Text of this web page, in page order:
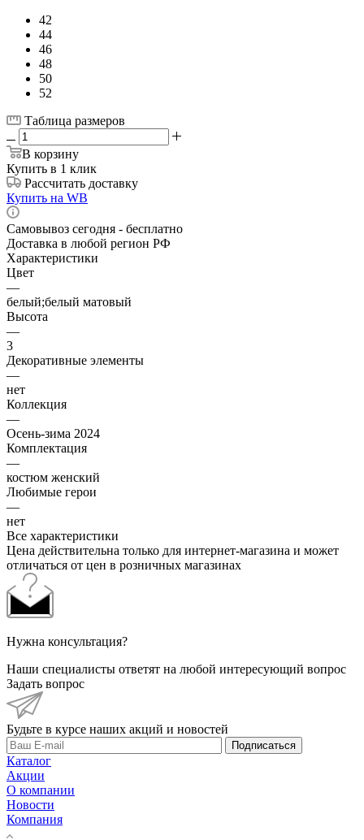
42
44
46
48
50
52
Таблица размеров
В корзину
Купить в 1 клик
Рассчитать доставку
Купить на WB
Самовывоз сегодня - бесплатно
Доставка в любой регион РФ
Характеристики
Цвет
—
белый;белый матовый
Высота
—
3
Декоративные элементы
—
нет
Коллекция
—
Осень-зима 2024
Комплектация
—
костюм женский
Любимые герои
—
нет
Все характеристики
Цена действительна только для интернет-магазина и может
отличаться от цен в розничных магазинах
Нужна консультация?
Наши специалисты ответят на любой интересующий вопрос
Задать вопрос
Будьте в курсе наших акций и новостей
Подписаться
Каталог
Акции
О компании
Новости
Компания